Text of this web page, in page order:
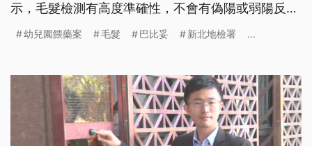
示，毛髮檢測有高度準確性，不會有偽陽或弱陽反應
幼兒園餵藥案 毛髮 巴比妥 新北地檢署 ...